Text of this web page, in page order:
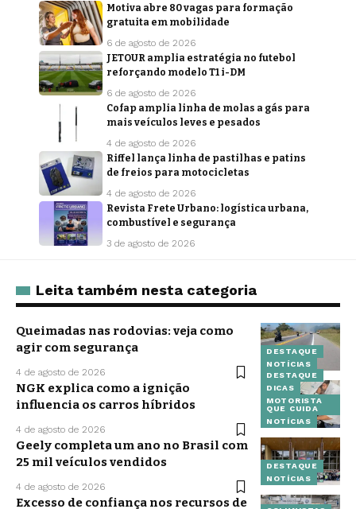
Motiva abre 80 vagas para formação
gratuita em mobilidade
6 de agosto de 2026
JETOUR amplia estratégia no futebol
reforçando modelo T1 i-DM
6 de agosto de 2026
Cofap amplia linha de molas a gás para
mais veículos leves e pesados
4 de agosto de 2026
Riffel lança linha de pastilhas e patins
de freios para motocicletas
4 de agosto de 2026
Revista Frete Urbano: logística urbana,
combustível e segurança
3 de agosto de 2026
Leita também nesta categoria
DESTAQUE
NOTÍCIAS
Queimadas nas rodovias: veja como
agir com segurança
4 de agosto de 2026
DESTAQUE
DICAS
MOTORISTA
QUE CUIDA
NOTÍCIAS
NGK explica como a ignição
influencia os carros híbridos
4 de agosto de 2026
DESTAQUE
NOTÍCIAS
Geely completa um ano no Brasil com
25 mil veículos vendidos
4 de agosto de 2026
Excesso de confiança nos recursos de